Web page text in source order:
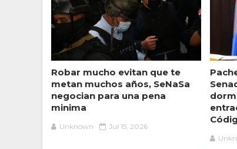
Robar mucho evitan que te
metan muchos años, SeNaSa
negocian para una pena
minima
Unknown Jul 15, 2026